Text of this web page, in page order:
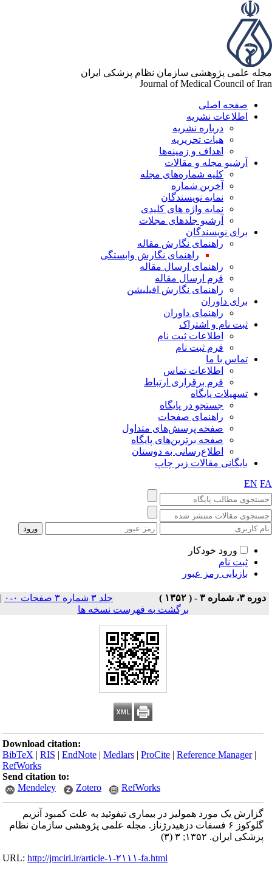
علمی پژوهشی سازمان نظام پزشکی ایران
Journal of Medical Council of
صفحه اصلی
اطلاعات نشریه
درباره نشریه
هیات تحریریه
اهداف و زمینه‌ها
آرشیو مجله و مقالات
کلیه شماره‌های مجله
آخرین شماره
نمایه نویسندگان
نمایه واژه های کلیدی
آرشیو جلدهای مجلات
برای نویسندگان
راهنمای نگارش مقاله
راهنمای نگارش وابستگی
راهنمای ارسال مقاله
فرم ارسال مقاله
راهنمای نگارش افیلیشن
برای داوران
راهنمای داوران
ثبت نام و اشتراک
اطلاعات ثبت نام
فرم ثبت نام
تماس با ما
اطلاعات تماس
فرم برقراری ارتباط
تسهیلات پایگاه
جستجو در پایگاه
راهنمای صفحات
صفحه پرسش‌های متداول
صفحه برترین‌های پایگاه
اطلاع‌رسانی به دوستان
بایگانی مقالات زیر چاپ
EN
ورود خودکار
ثبت نام
بازیابی رمز عبور
دوره ۳، شماره ۳ - ( ۱۳۵۲ ) جلد ۳ شماره ۳ صفحات ۰-۰
|
برگشت به فهرست نسخه ها
Download citation:
BibTeX |RIS |EndNote |Medlars |ProCite |Reference Manager
RefWorks
Send citation to:
Mendeley
Zotero RefWorks
گزارش یک مورد همولیز در بیماری تیفوئید به علت کمبود آنزیم
گلوکوز ۶ فسفات دزهیدرژناز. مجله علمی پژوهشی سازمان نظام
پزشکی ایران. ۱۳۵۲; ۳ (۳)
URL:http://jmciri.ir/article-۱-۲۱۱۱-fa.html